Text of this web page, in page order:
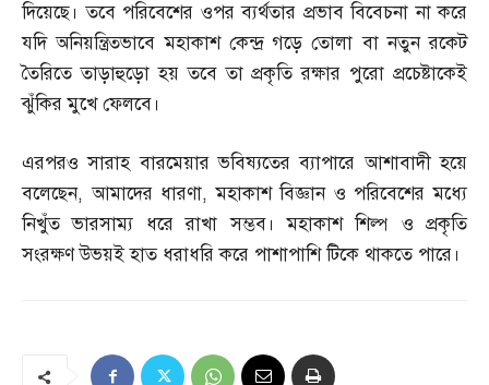
দিয়েছে। তবে পরিবেশের ওপর ব্যর্থতার প্রভাব বিবেচনা না করে
যদি অনিয়ন্ত্রিতভাবে মহাকাশ কেন্দ্র গড়ে তোলা বা নতুন রকেট
তৈরিতে তাড়াহুড়ো হয় তবে তা প্রকৃতি রক্ষার পুরো প্রচেষ্টাকেই
ঝুঁকির মুখে ফেলবে।
এরপরও সারাহ বারমেয়ার ভবিষ্যতের ব্যাপারে আশাবাদী হয়ে
বলেছেন,আমাদের ধারণা,মহাকাশ বিজ্ঞান ও পরিবেশের মধ্যে
নিখুঁত ভারসাম্য ধরে রাখা সম্ভব। মহাকাশ শিল্প ও প্রকৃতি
সংরক্ষণ উভয়ই হাত ধরাধরি করে পাশাপাশি টিকে থাকতে পারে।